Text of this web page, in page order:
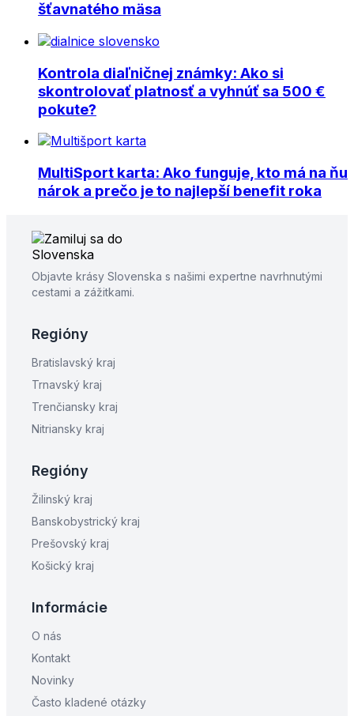
šťavnatého mäsa
Kontrola diaľničnej známky: Ako si
skontrolovať platnosť a vyhnúť sa 500 €
pokute?
MultiSport karta: Ako funguje, kto má na ňu
nárok a prečo je to najlepší benefit roka
Objavte krásy Slovenska s našimi expertne navrhnutými
cestami a zážitkami.
Regióny
Bratislavský kraj
Trnavský kraj
Trenčiansky kraj
Nitriansky kraj
Regióny
Žilinský kraj
Banskobystrický kraj
Prešovský kraj
Košický kraj
Informácie
O nás
Kontakt
Novinky
Často kladené otázky